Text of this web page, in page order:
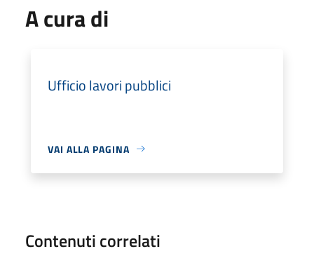
A cura di
Ufficio lavori pubblici
VAI ALLA PAGINA
Contenuti correlati